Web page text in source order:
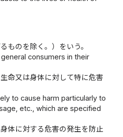
ものを除く。）をいう。
consumers in their
命又は身体に対して特に危害
to cause harm particularly to
etc., which are specified
体に対する危害の発生を防止